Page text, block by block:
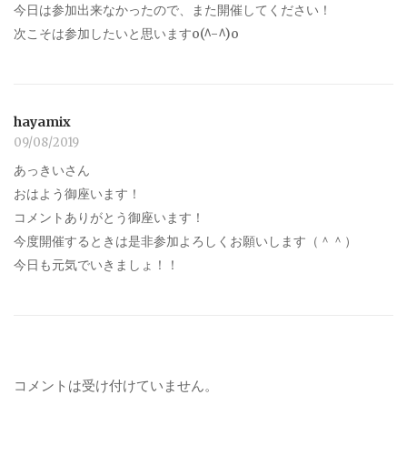
今日は参加出来なかったので、また開催してください！
次こそは参加したいと思いますo(^-^)o
hayamix
09/08/2019
あっきいさん
おはよう御座います！
コメントありがとう御座います！
今度開催するときは是非参加よろしくお願いします（＾＾）
今日も元気でいきましょ！！
コメントは受け付けていません。